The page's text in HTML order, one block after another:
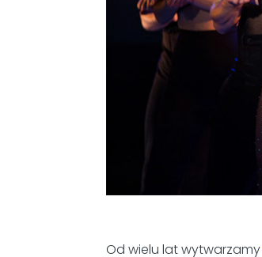
Od wielu lat wytwarzamy